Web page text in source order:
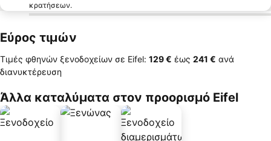
κρατήσεων.
Εύρος τιμών
Τιμές φθηνών ξενοδοχείων σε Eifel: ‎129 € έως ‎241 € ανά
διανυκτέρευση
Άλλα καταλύματα στον προορισμό Eifel